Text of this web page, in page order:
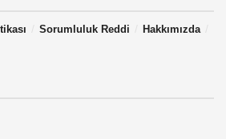
Sorumluluk Reddi
Hakkımızda